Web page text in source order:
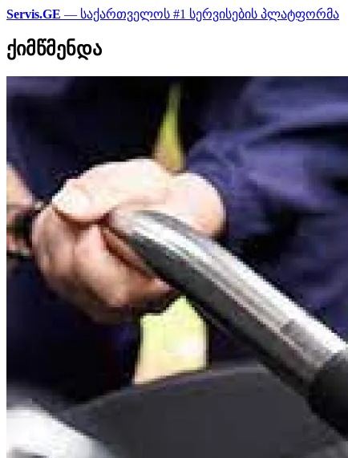
Servis.GE — საქართველოს #1 სერვისების პლატფორმა
ქიმწმენდა